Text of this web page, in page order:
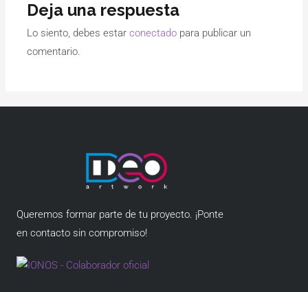
Deja una respuesta
Lo siento, debes estarconectado para publicar un
comentario.
Queremos formar parte de tu proyecto. ¡Ponte
en contacto sin compromiso!